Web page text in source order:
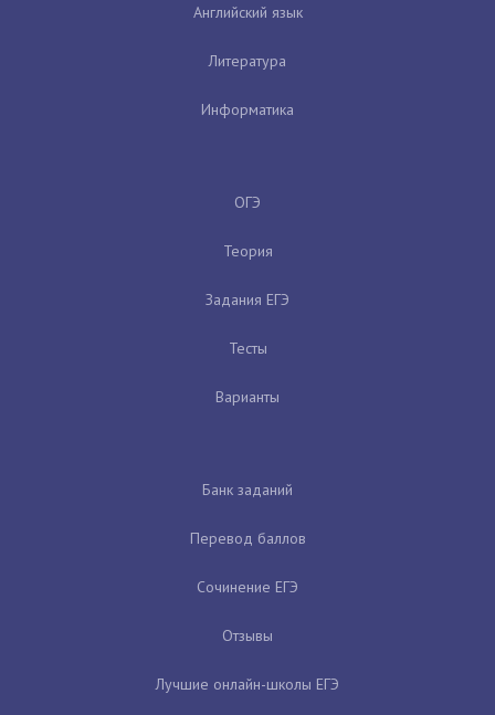
Английский язык
Литература
Информатика
ОГЭ
Теория
Задания ЕГЭ
Тесты
Варианты
Банк заданий
Перевод баллов
Сочинение ЕГЭ
Отзывы
Лучшие онлайн-школы ЕГЭ